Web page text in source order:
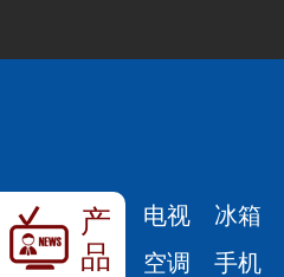
产
品
电视 冰箱
空调
手机